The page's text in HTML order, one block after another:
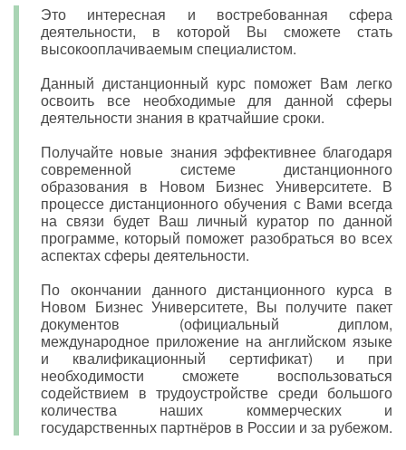
Это интересная и востребованная сфера
деятельности, в которой Вы сможете стать
высокооплачиваемым специалистом.
Данный дистанционный курс поможет Вам легко
освоить все необходимые для данной сферы
деятельности знания в кратчайшие сроки.
Получайте новые знания эффективнее благодаря
современной системе дистанционного
образования в Новом Бизнес Университете. В
процессе дистанционного обучения с Вами всегда
на связи будет Ваш личный куратор по данной
программе, который поможет разобраться во всех
аспектах сферы деятельности.
По окончании данного дистанционного курса в
Новом Бизнес Университете, Вы получите пакет
документов (официальный диплом,
международное приложение на английском языке
и квалификационный сертификат) и при
необходимости сможете воспользоваться
содействием в трудоустройстве среди большого
количества наших коммерческих и
государственных партнёров в России и за рубежом.